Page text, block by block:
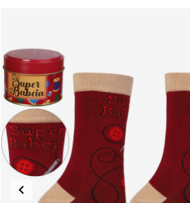
Poprzedni
keyboard_arrow_left